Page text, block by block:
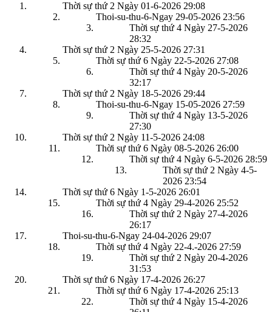
Thời sự thứ 2 Ngày 01-6-2026 29:08
Thoi-su-thu-6-Ngay 29-05-2026 23:56
Thời sự thứ 4 Ngày 27-5-2026
28:32
Thời sự thứ 2 Ngày 25-5-2026 27:31
Thời sự thứ 6 Ngày 22-5-2026 27:08
Thời sự thứ 4 Ngày 20-5-2026
32:17
Thời sự thứ 2 Ngày 18-5-2026 29:44
Thoi-su-thu-6-Ngay 15-05-2026 27:59
Thời sự thứ 4 Ngày 13-5-2026
27:30
Thời sự thứ 2 Ngày 11-5-2026 24:08
Thời sự thứ 6 Ngày 08-5-2026 26:00
Thời sự thứ 4 Ngày 6-5-2026 28:59
Thời sự thứ 2 Ngày 4-5-
2026 23:54
Thời sự thứ 6 Ngày 1-5-2026 26:01
Thời sự thứ 4 Ngày 29-4-2026 25:52
Thời sự thứ 2 Ngày 27-4-2026
26:17
Thoi-su-thu-6-Ngay 24-04-2026 29:07
Thời sự thứ 4 Ngày 22-4.-2026 27:59
Thời sự thứ 2 Ngày 20-4-2026
31:53
Thời sự thứ 6 Ngày 17-4-2026 26:27
Thời sự thứ 6 Ngày 17-4-2026 25:13
Thời sự thứ 4 Ngày 15-4-2026